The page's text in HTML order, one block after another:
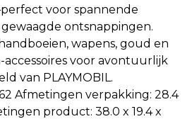
voor spannende
ontsnappingen.
wapens, goud en
voor avontuurlijk
van PLAYMOBIL.
Afmetingen verpakking: 28.4
product: 38.0 x 19.4 x